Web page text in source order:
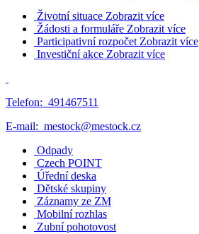
Životní situace Zobrazit více
Žádosti a formuláře Zobrazit více
Participativní rozpočet Zobrazit více
Investiční akce Zobrazit více
Telefon: 491467511
E-mail: mestock@mestock.cz
Odpady
Czech POINT
Úřední deska
Dětské skupiny
Záznamy ze ZM
Mobilní rozhlas
Zubní pohotovost